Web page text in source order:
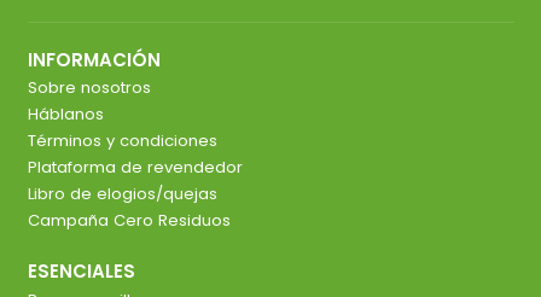
INFORMACIÓN
Sobre nosotros
Háblanos
Términos y condiciones
Plataforma de revendedor
Libro de elogios/quejas
Campaña Cero Residuos
ESENCIALES